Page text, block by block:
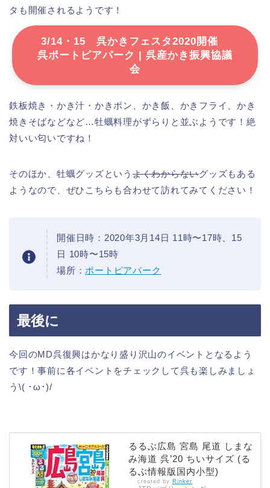
タも開催されるようです！
3/14・15 呉かきフェスタ2020開催
呉ポートピアパーク | 呉産かき振興協議
会
鉄板焼き・かき汁・かきポン、かき飯、かきフライ、かき
焼きそばなどなど…牡蠣料理がずらりと並ぶようです！絶
対いい匂いですね！
そのほか、牡蠣グッズという よくわからないグッズもある
ようなので、ぜひこちらも合わせて訪れてみてください！
開催日時：2020年3月14日 11時〜17時、15
日 10時〜15時
場所：ポートピアパーク
最後に
今回のMD呉復興はかなり盛り沢山のイベントとなるよう
です！事前に各イベントをチェックして呉も楽しみましょ
う\( ･ω･)/
るるぶ広島 宮島 尾道 しまな
み海道 呉’20 ちいサイズ (る
るぶ情報版国内小型)
created by Rinker